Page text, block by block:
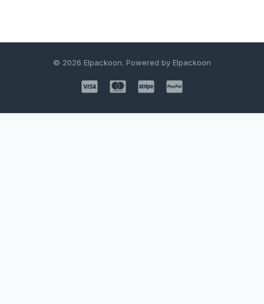
© 2026 Elpackoon. Powered by Elpackoon